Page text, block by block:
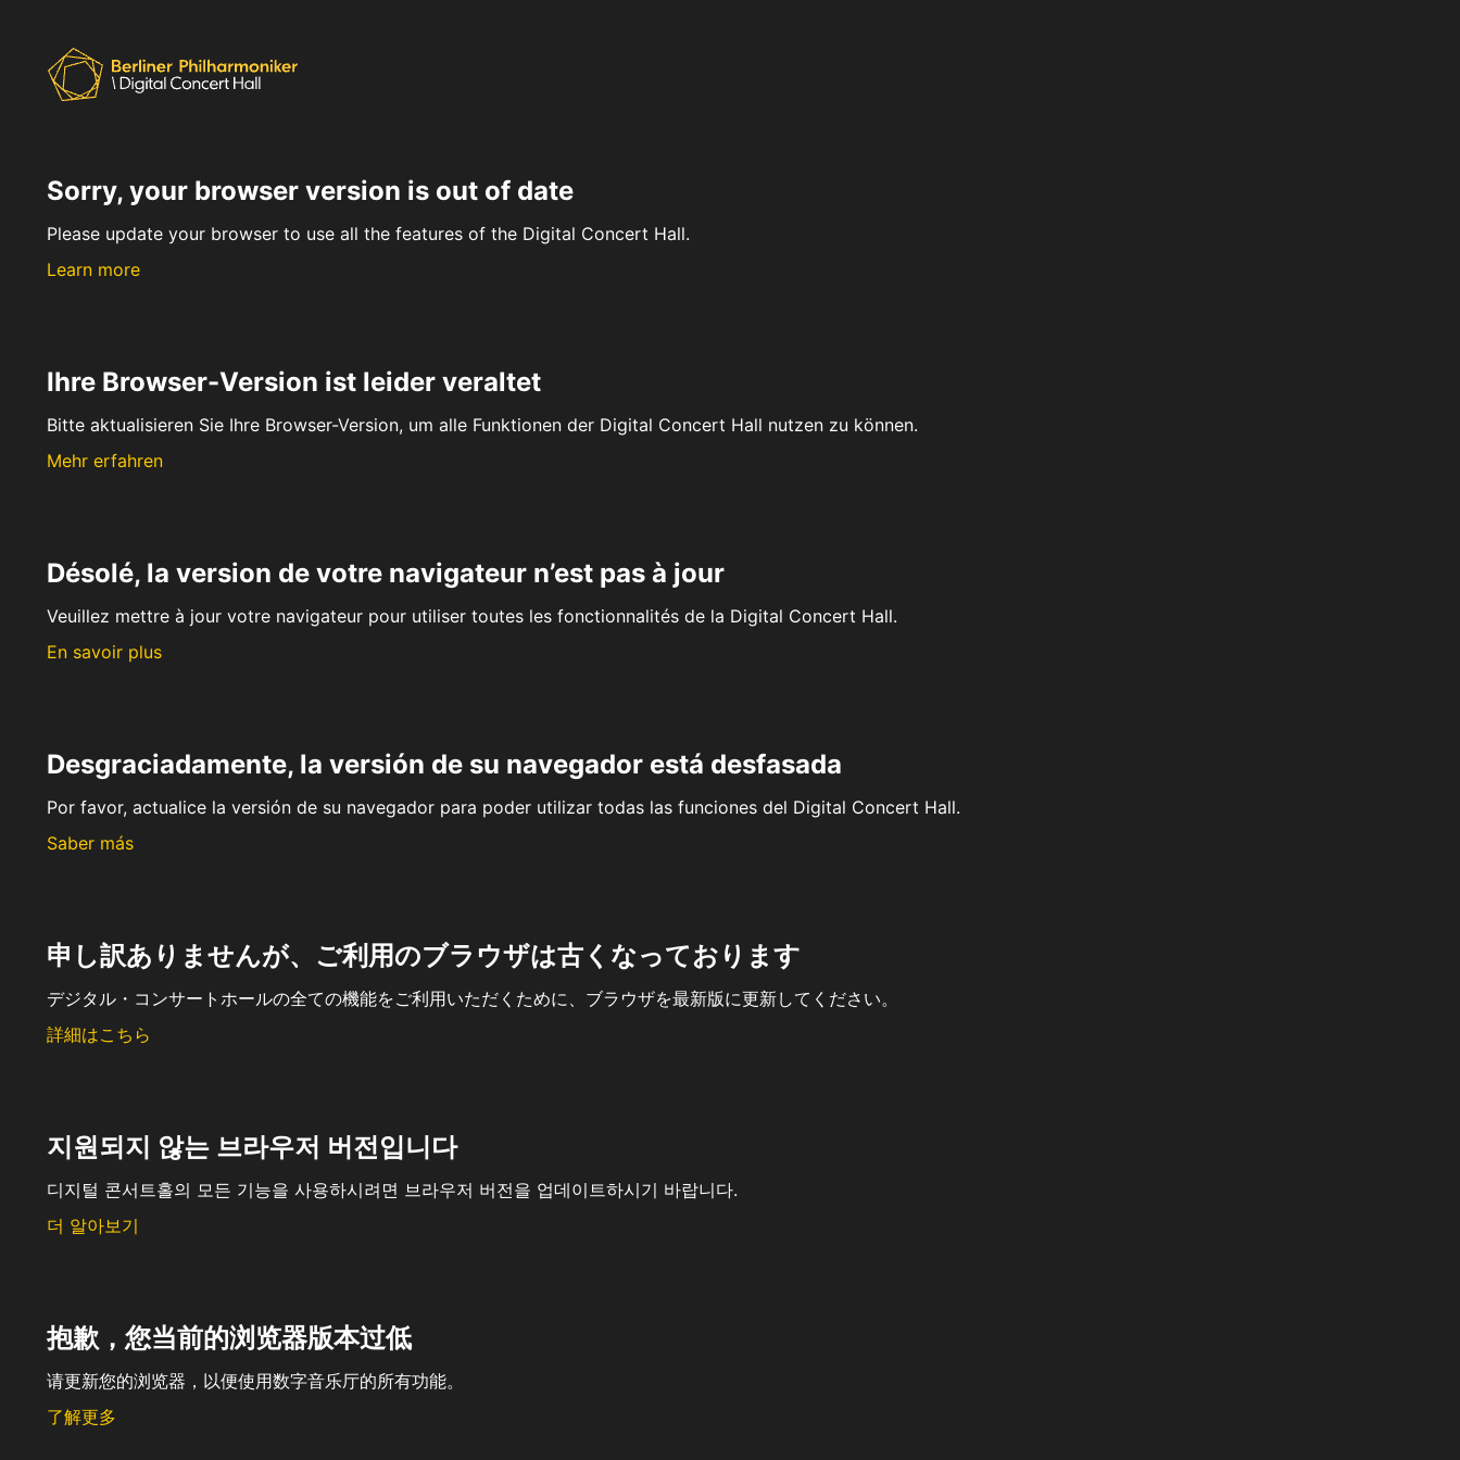
Sorry, your browser version is out of date
Please update your browser to use all the features of the Digital Concert Hall.
Learn more
Ihre Browser-Version ist leider veraltet
Bitte aktualisieren Sie Ihre Browser-Version, um alle Funktionen der Digital Concert Hall nutzen zu können.
Mehr erfahren
Désolé, la version de votre navigateur n’est pas à jour
Veuillez mettre à jour votre navigateur pour utiliser toutes les fonctionnalités de la Digital Concert Hall.
En savoir plus
Desgraciadamente, la versión de su navegador está desfasada
Por favor, actualice la versión de su navegador para poder utilizar todas las funciones del Digital Concert Hall.
Saber más
申し訳ありませんが、ご利用のブラウザは古くなっております
デジタル・コンサートホールの全ての機能をご利用いただくために、ブラウザを最新版に更新してください。
詳細はこちら
지원되지 않는 브라우저 버전입니다
디지털 콘서트홀의 모든 기능을 사용하시려면 브라우저 버전을 업데이트하시기 바랍니다.
더 알아보기
抱歉，您当前的浏览器版本过低
请更新您的浏览器，以便使用数字音乐厅的所有功能。
了解更多